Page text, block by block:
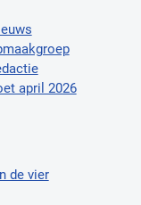
april 2026
de vier